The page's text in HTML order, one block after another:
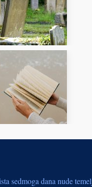
sedmoga dana nude